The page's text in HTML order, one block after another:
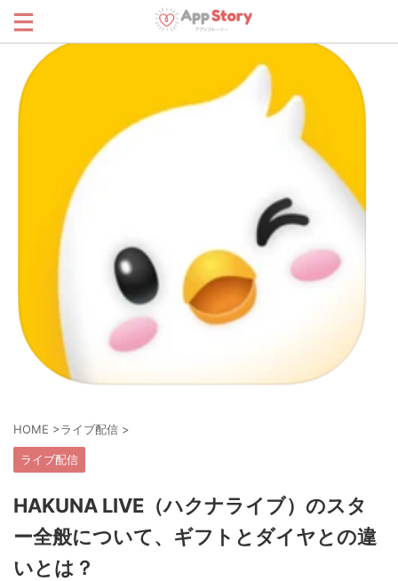
HOME >ライブ配信 >
ライブ配信
HAKUNA LIVE（ハクナライブ）のスタ
ー全般について、ギフトとダイヤとの違
いとは？